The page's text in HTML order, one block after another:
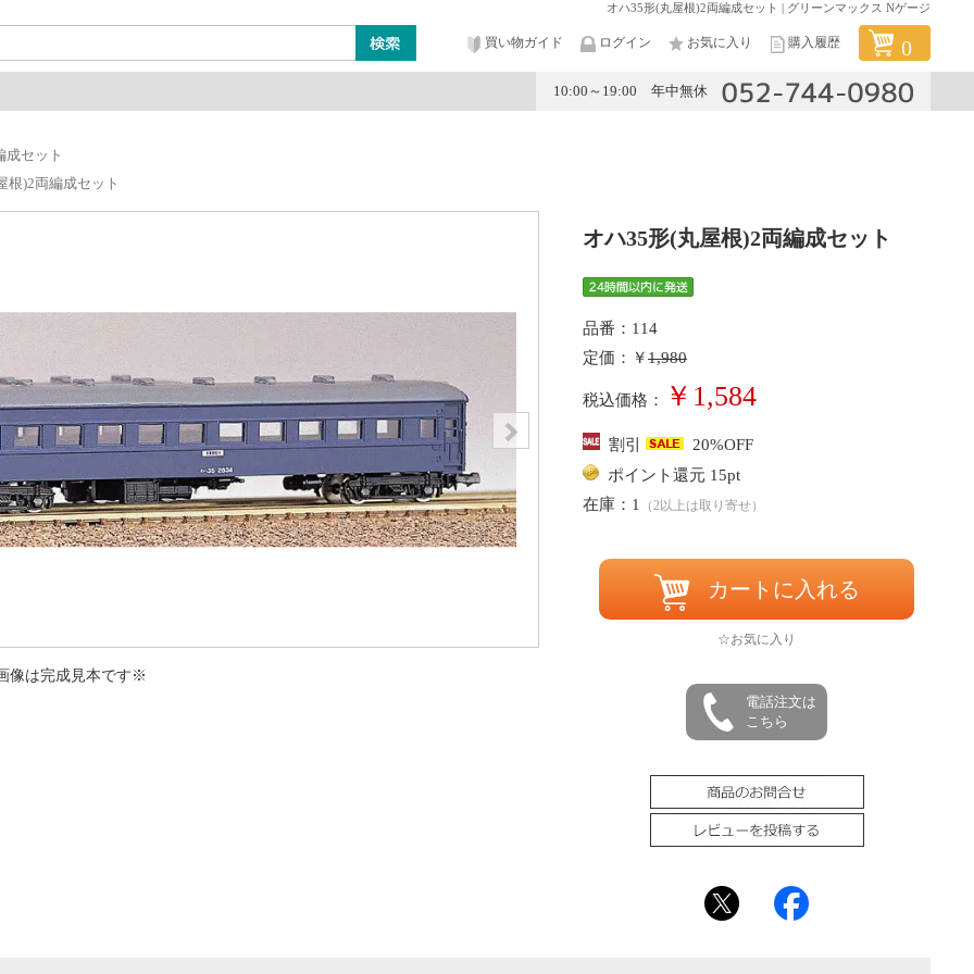
オハ35形(丸屋根)2両編成セット | グリーンマックス Nゲージ
買い物ガイド ログイン お気に入り 購入履歴 0
10:00～19:00 年中無休
レイアウト・ジオラマ類
成セット
根)2両編成セット
像は完成見本です※
オハ35形(丸屋根)2両編成セット
品番：114
定価：￥1,980
税込価格： ￥1,584
割引
20%OFF
ポイント還元 15pt
在庫：1 （2以上は取り寄せ）
カートに入れる
☆お気に入り
電話注文は
こちら